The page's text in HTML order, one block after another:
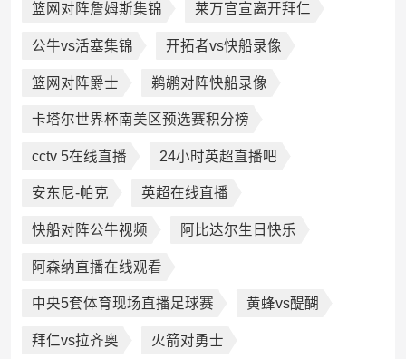
篮网对阵詹姆斯集锦 莱万官宣离开拜仁
公牛vs活塞集锦 开拓者vs快船录像
篮网对阵爵士 鹈鹕对阵快船录像
卡塔尔世界杯南美区预选赛积分榜
cctv 5在线直播 24小时英超直播吧
安东尼-帕克 英超在线直播
快船对阵公牛视频 阿比达尔生日快乐
阿森纳直播在线观看
中央5套体育现场直播足球赛 黄蜂vs醍醐
拜仁vs拉齐奥 火箭对勇士